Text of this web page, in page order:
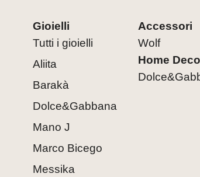
Gioielli
Tutti i gioielli
Aliita
Barakà
Dolce&Gabbana
Mano J
Marco Bicego
Messika
Accessori
Wolf
Home